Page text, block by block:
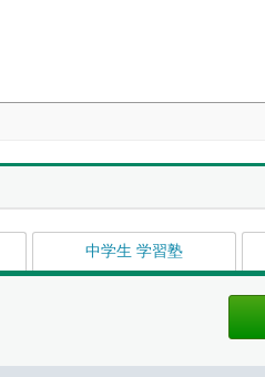
中学生 学習塾